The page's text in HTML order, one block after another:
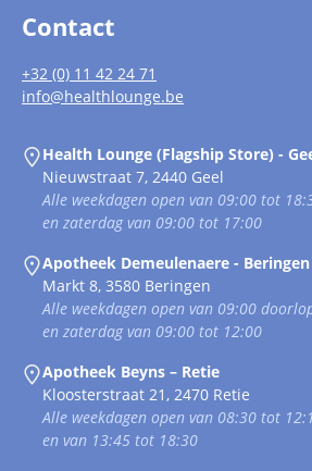
Contact
+32 (0) 11 42 24 71
info@healthlounge.be
Health Lounge (Flagship Store) -
Nieuwstraat 7, 2440 Geel
Alle weekdagen open van 09:00 tot
en zaterdag van 09:00 tot 17:00
Apotheek Demeulenaere - Beringen
Markt 8, 3580 Beringen
Alle weekdagen open van 09:00
en zaterdag van 09:00 tot 12:00
Apotheek Beyns – Retie
Kloosterstraat 21, 2470 Retie
Alle weekdagen open van 08:30 tot
en van 13:45 tot 18:30